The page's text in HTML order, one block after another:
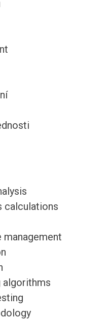
calculations
algorithms